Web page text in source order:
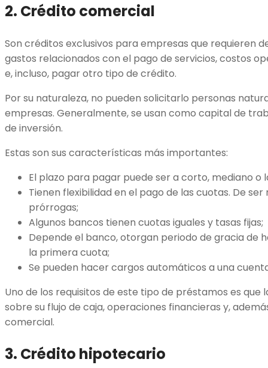
2. Crédito comercial
Son créditos exclusivos para empresas que requieren
gastos relacionados con el pago de servicios, costos
e, incluso, pagar otro tipo de crédito.
Por su naturaleza, no pueden solicitarlo personas
empresas. Generalmente, se usan como capital de
de inversión.
Estas son sus características más importantes:
El plazo para pagar puede ser a corto, mediano o
Tienen flexibilidad en el pago de las cuotas. De
prórrogas;
Algunos bancos tienen cuotas iguales y tasas fijas;
Depende el banco, otorgan periodo de gracia de
la primera cuota;
Se pueden hacer cargos automáticos a una
Uno de los requisitos de este tipo de préstamos es
sobre su flujo de caja, operaciones financieras y,
comercial.
3. Crédito hipotecario